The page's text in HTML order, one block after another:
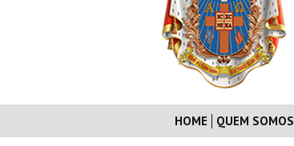
HOME QUEM SOMOS